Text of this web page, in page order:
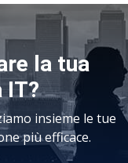
la tua
insieme le tue
più efficace.